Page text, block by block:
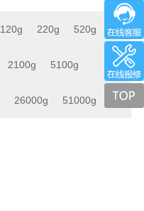
120g 220g 520g
2100g 5100g
26000g 51000g